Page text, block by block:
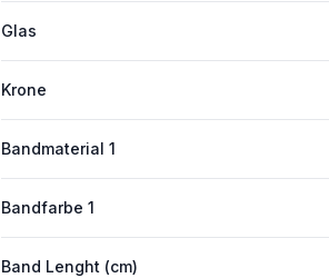
Glas
Krone
Bandmaterial 1
Bandfarbe 1
Band Lenght (cm)